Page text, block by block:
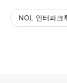
NOL 인터파크